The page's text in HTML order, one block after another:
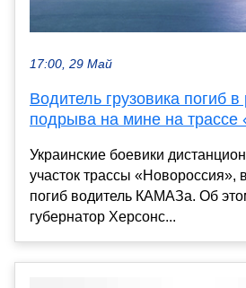
17:00, 29 Май
Водитель грузовика погиб в
подрыва на мине на трассе
Украинские боевики
участок трассы «Новороссия»,
погиб водитель КАМАЗа. Об
губернатор Херсонс...